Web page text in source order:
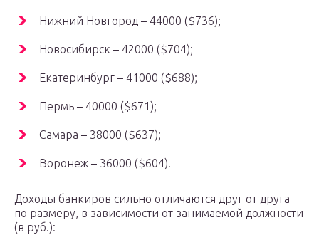
Нижний Новгород – 44000 ($736);
Новосибирск – 42000 ($704);
Екатеринбург – 41000 ($688);
Пермь – 40000 ($671);
Самара – 38000 ($637);
Воронеж – 36000 ($604).
Доходы банкиров сильно отличаются друг от друга
по размеру, в зависимости от занимаемой должности
(в руб.):